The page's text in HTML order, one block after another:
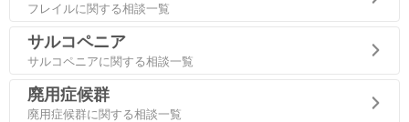
フレイルに関する相談一覧
サルコペニア
サルコペニアに関する相談一覧
廃用症候群
廃用症候群に関する相談一覧